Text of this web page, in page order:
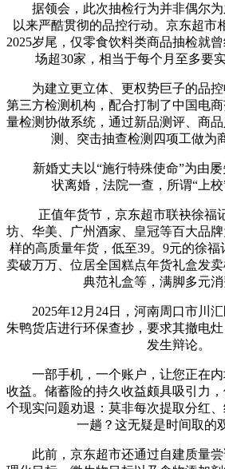
据领会，此次抽检行为并非偶尔为
以来严酷贯彻的品控行动。京东超市
2025岁尾，仅零食饮料类商品抽检就
场超30家，相当于每个月至多要
为建立更立体、更权势巨子的品控
第三方检测机构，配合打制了中国电
量检测协做系统，通过新品测评、商
测、突击抽查检测四项工做为
新婚丈夫以“施行特殊使命”为由屡
状离婚，法院一查，所谓“上校
正值年货节，京东超市联袂徐福
坊、华美、广州酒家、皇冠等百大品
样的高质量年货，低至39。9元的徐
卖破万万、位居全国糕点年货礼盒发
典范礼盒等，满脚多元消
2025年12月24日，河南周口市川汇
朱鸭货店进行环保查抄，要求其撤电
发生辩论。
一部手机，一个账户，让您正在内
收益。储蓄险的持久收益颇具吸引力
个现实问题劝退：莫非每次提取分红
一趟？这无疑是时间取的
此前，京东超市还通过自建质量尝